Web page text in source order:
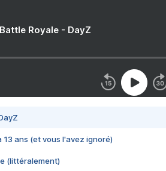
Royale - DayZ
13 ans (et vous l'avez ignoré)
(littéralement)